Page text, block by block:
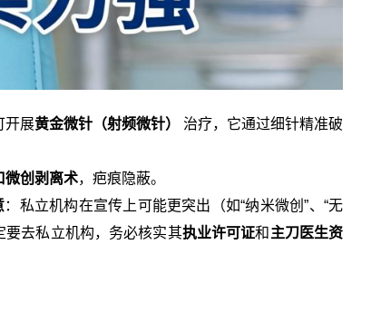
开展黄金微针（射频微针）
治疗，它通过细针精准破
微创剥离术，疤痕隐蔽。
：私立机构在宣传上可能更突出（如“纳米微创”、“无
要去私立机构，务必核实其执业许可证和 主刀医生资